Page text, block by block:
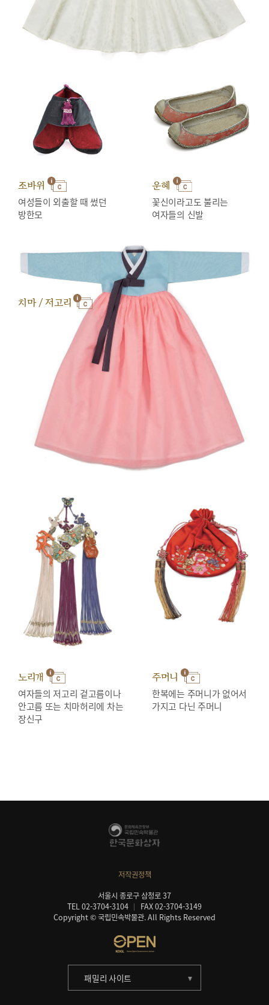
조바위
여성들이 외출할 때 썼던
방한모
운혜
꽃신이라고도 불리는
여자들의 신발
치마 / 저고리
노리개
여자들의 저고리 겉고름이나
안고름 또는 치마허리에 차는
장신구
주머니
한복에는 주머니가 없어서
가지고 다닌 주머니
저작권정책
서울시 종로구 삼청로 37
TEL 02-3704-3104
FAX 02-3704-3149
Copyright © 국립민속박물관. All Rights Reserved
패밀리 사이트